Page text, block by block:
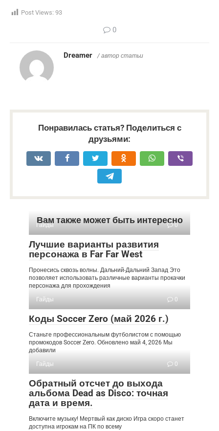
Post Views: 93
0
Dreamer / автор статьи
Понравилась статья? Поделиться с
друзьями:
Вам также может быть интересно
Гайды 0
Лучшие варианты развития
персонажа в Far Far West
Пронесись сквозь волны. Дальний-Дальний Запад Это
позволяет использовать различные варианты прокачки
персонажа для прохождения
Гайды
0
Коды Soccer Zero (май 2026 г.)
Станьте профессиональным футболистом с помощью
промокодов Soccer Zero. Обновлено май 4, 2026 Мы
добавили
Гайды
0
Обратный отсчет до выхода
альбома Dead as Disco: точная
дата и время.
Включите музыку! Мертвый как диско Игра скоро станет
доступна игрокам на ПК по всему